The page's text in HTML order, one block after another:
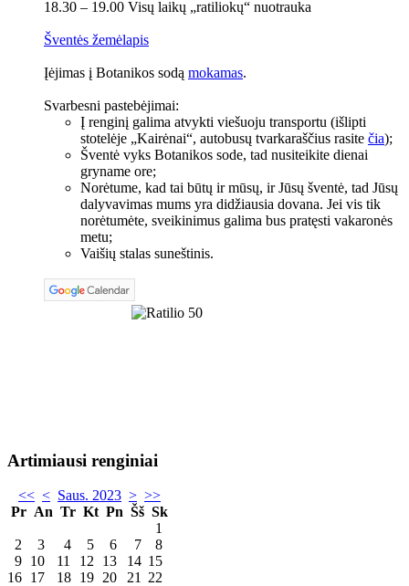
18.30 – 19.00 Visų laikų „ratiliokų“ nuotrauka
Šventės žemėlapis
Įėjimas į Botanikos sodą mokamas.
Svarbesni pastebėjimai:
Į renginį galima atvykti viešuoju transportu (išlipti
stotelėje „Kairėnai“, autobusų tvarkaraščius rasite čia);
Šventė vyks Botanikos sode, tad nusiteikite dienai
gryname ore;
Norėtume, kad tai būtų ir mūsų, ir Jūsų šventė, tad Jūsų
dalyvavimas mums yra didžiausia dovana. Jei vis tik
norėtumėte, sveikinimus galima bus pratęsti vakaronės
metu;
Vaišių stalas suneštinis.
Artimiausi renginiai
<< < Saus. 2023 > >>
Pr An Tr Kt Pn Šš Sk
1
2
3 4 5 6 7
8
9 10 11 12 13 14 15
16 17 18 19 20 21
22